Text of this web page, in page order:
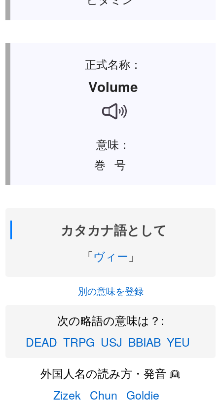
正式名称：
Volume
意味：
巻 号
カタカナ語として
「ヴィー 」
別の意味を登録
次の略語の意味は？:
DEAD TRPG USJ BBIAB YEU
外国人名の読み方・発音 👱
Zizek Chun Goldie